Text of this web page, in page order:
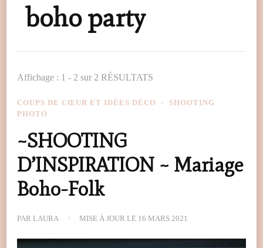
boho party
Affichage : 1 - 2 sur 2 RÉSULTATS
COUPS DE CŒUR ET IDÉES DÉCO
SHOOTING
PHOTO
~SHOOTING
D’INSPIRATION ~ Mariage
Boho-Folk
PAR LAURA MISE À JOUR LE 16 MARS 2021